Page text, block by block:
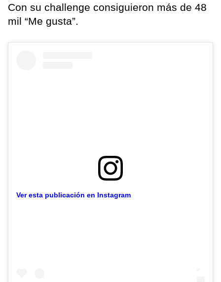
Con su challenge consiguieron más de 48
mil “Me gusta”.
Ver esta publicación en Instagram